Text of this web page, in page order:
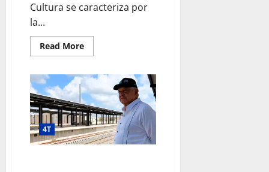
Cultura se caracteriza por
la...
Read MoreRead
more
CHAPULTEPEC
LLEVA
DESARROLLO
CULTURAL
Y
AMBIENTAL
A
COLONIAS
POPULARES;
4T